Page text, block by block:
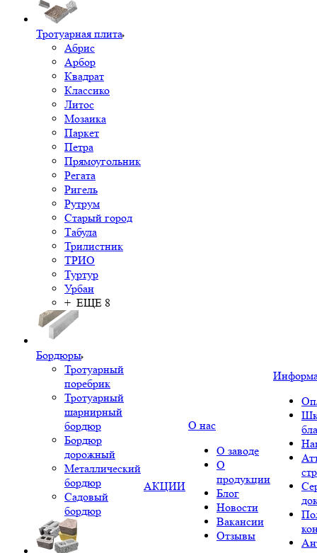
Тротуарная плита
Абрис
Арбор
Квадрат
Классико
Литос
Мозаика
Паркет
Петра
Прямоугольник
Регата
Ригель
Рутрум
Старый город
Табула
Трилистник
ТРИО
Туртур
Урбан
+ ЕЩЕ 8
Бордюры
Тротуарный
поребрик
Тротуарный
шарнирный
бордюр
Бордюр
дорожный
Металлический
бордюр
Садовый
бордюр
АКЦИИ
О нас
О заводе
О
продукции
Блог
Новости
Вакансии
Отзывы